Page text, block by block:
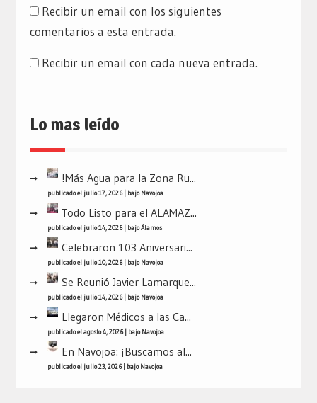
Recibir un email con los siguientes
comentarios a esta entrada.
Recibir un email con cada nueva entrada.
Lo mas leído
!Más Agua para la Zona Ru...
publicado el julio 17, 2026| bajoNavojoa
Todo Listo para el ALAMAZ...
publicado el julio 14, 2026| bajoÁlamos
Celebraron 103 Aniversari...
publicado el julio 10, 2026| bajoNavojoa
Se Reunió Javier Lamarque...
publicado el julio 14, 2026| bajoNavojoa
Llegaron Médicos a las Ca...
publicado el agosto 4, 2026| bajoNavojoa
En Navojoa: ¡Buscamos al...
publicado el julio 23, 2026| bajoNavojoa